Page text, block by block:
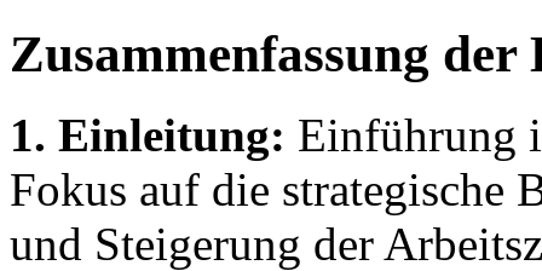
Zusammenfassung der
1. Einleitung: Einführung
Fokus auf die strategische
und Steigerung der